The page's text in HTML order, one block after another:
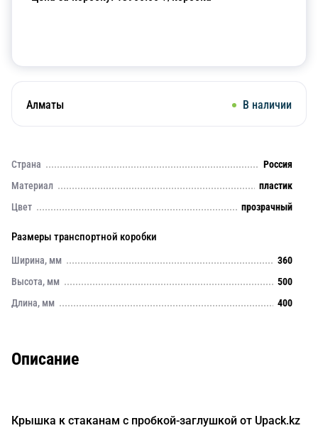
Алматы В наличии
Страна
Россия
Материал
пластик
Цвет
прозрачный
Размеры транспортной коробки
Ширина, мм
360
Высота, мм
500
Длина, мм
400
Описание
Крышка к стаканам с пробкой-заглушкой от Upack.kz